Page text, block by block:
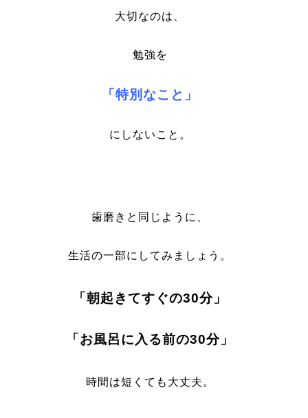
大切なのは、
勉強を
「特別なこと」
にしないこと。
歯磨きと同じように、
生活の一部にしてみましょう。
「朝起きてすぐの30分」
「お風呂に入る前の30分」
時間は短くても大丈夫。